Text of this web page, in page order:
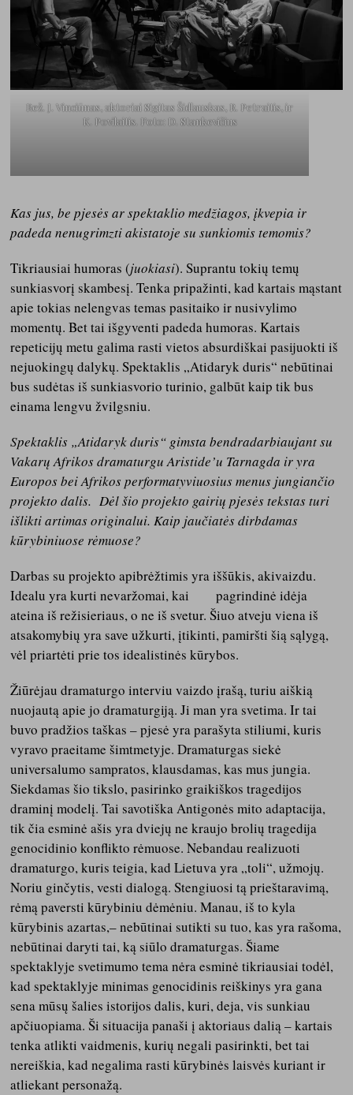
Rež. J. Vinciūnas, aktoriai Sigitas Šidlauskas, R. Petraitis, ir
K. Povilaitis. Foto: D. Stankevičius
Kas jus, be pjesės ar spektaklio medžiagos, įkvepia ir
padeda nenugrimzti akistatoje su sunkiomis temomis?
Tikriausiai humoras (juokiasi). Suprantu tokių temų
sunkiasvorį skambesį. Tenka pripažinti, kad kartais mąstant
apie tokias nelengvas temas pasitaiko ir nusivylimo
momentų. Bet tai išgyventi padeda humoras. Kartais
repeticijų metu galima rasti vietos absurdiškai pasijuokti iš
nejuokingų dalykų. Spektaklis „Atidaryk duris“ nebūtinai
bus sudėtas iš sunkiasvorio turinio, galbūt kaip tik bus
einama lengvu žvilgsniu.
Spektaklis „Atidaryk duris“ gimsta bendradarbiaujant su
Vakarų Afrikos dramaturgu Aristide’u Tarnagda ir yra
Europos bei Afrikos performatyviuosius menus jungiančio
projekto dalis. Dėl šio projekto gairių pjesės tekstas turi
išlikti artimas originalui. Kaip jaučiatės dirbdamas
kūrybiniuose rėmuose?
Darbas su projekto apibrėžtimis yra iššūkis, akivaizdu.
Idealu yra kurti nevaržomai, kai pagrindinė idėja
ateina iš režisieriaus, o ne iš svetur. Šiuo atveju viena iš
atsakomybių yra save užkurti, įtikinti, pamiršti šią sąlygą,
vėl priartėti prie tos idealistinės kūrybos.
Žiūrėjau dramaturgo interviu vaizdo įrašą, turiu aiškią
nuojautą apie jo dramaturgiją. Ji man yra svetima. Ir tai
buvo pradžios taškas – pjesė yra parašyta stiliumi, kuris
vyravo praeitame šimtmetyje. Dramaturgas siekė
universalumo sampratos, klausdamas, kas mus jungia.
Siekdamas šio tikslo, pasirinko graikiškos tragedijos
draminį modelį. Tai savotiška Antigonės mito adaptacija,
tik čia esminė ašis yra dviejų ne kraujo brolių tragedija
genocidinio konflikto rėmuose. Nebandau realizuoti
dramaturgo, kuris teigia, kad Lietuva yra „toli“, užmojų.
Noriu ginčytis, vesti dialogą. Stengiuosi tą prieštaravimą,
rėmą paversti kūrybiniu dėmėniu. Manau, iš to kyla
kūrybinis azartas,– nebūtinai sutikti su tuo, kas yra rašoma,
nebūtinai daryti tai, ką siūlo dramaturgas. Šiame
spektaklyje svetimumo tema nėra esminė tikriausiai todėl,
kad spektaklyje minimas genocidinis reiškinys yra gana
sena mūsų šalies istorijos dalis, kuri, deja, vis sunkiau
apčiuopiama. Ši situacija panaši į aktoriaus dalią – kartais
tenka atlikti vaidmenis, kurių negali pasirinkti, bet tai
nereiškia, kad negalima rasti kūrybinės laisvės kuriant ir
atliekant personažą.